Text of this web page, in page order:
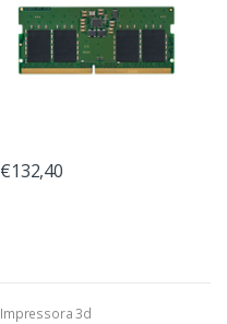
€132,40
Impressora 3d